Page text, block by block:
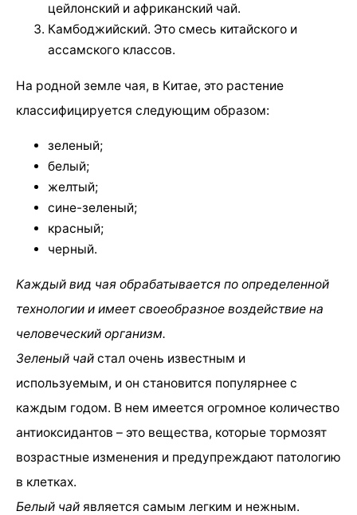
цейлонский и африканский чай.
Камбоджийский. Это смесь китайского и
ассамского классов.
На родной земле чая, в Китае, это растение
классифицируется следующим образом:
зеленый;
белый;
желтый;
сине-зеленый;
красный;
черный.
Каждый вид чая обрабатывается по определенной
технологии и имеет своеобразное воздействие на
человеческий организм.
Зеленый чай стал очень известным и
используемым, и он становится популярнее с
каждым годом. В нем имеется огромное количество
антиоксидантов – это вещества, которые тормозят
возрастные изменения и предупреждают патологию
в клетках.
Белый чай является самым легким и нежным.